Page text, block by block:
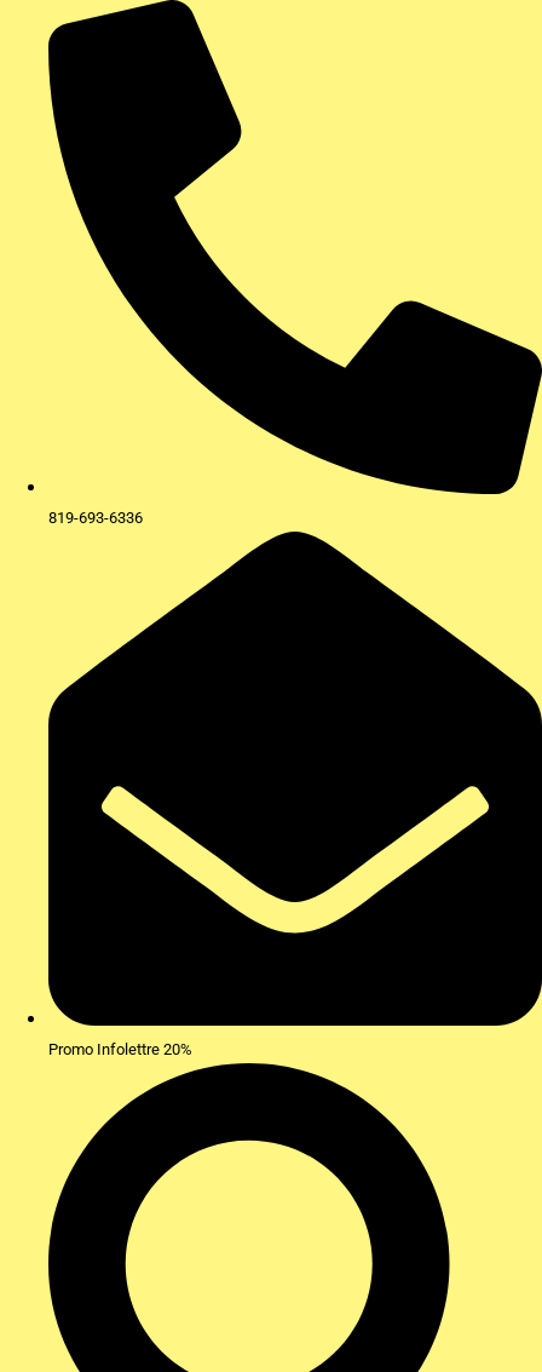
contenu
819-693-6336
Promo Infolettre 20%